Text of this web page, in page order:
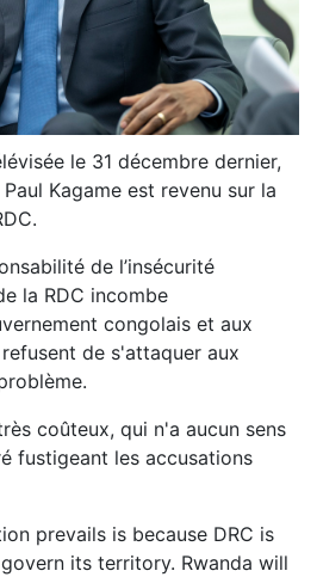
le 31 décembre dernier,
Kagame est revenu sur la
de l’insécurité
la RDC incombe
congolais et aux
de s'attaquer aux
coûteux, qui n'a aucun sens
fustigeant les accusations
prevails is because DRC is
its territory. Rwanda will